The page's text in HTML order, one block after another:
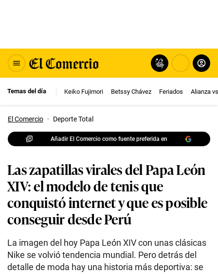
Temas del día Keiko Fujimori Betssy Chávez Feriados Alianza
El Comercio · Deporte Total
Añadir El Comercio como fuente preferida en
Las zapatillas virales del Papa León
XIV: el modelo de tenis que
conquistó internet y que es posible
conseguir desde Perú
La imagen del hoy Papa León XIV con unas clásicas
Nike se volvió tendencia mundial. Pero detrás del
detalle de moda hay una historia más deportiva: se